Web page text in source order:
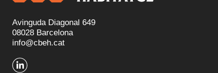
Avinguda Diagonal 649
08028 Barcelona
info@cbeh.cat